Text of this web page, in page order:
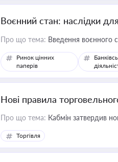
Воєнний стан: наслідки
Про що тема: Введення воєнного
Ринок цінних
паперів
Нові правила
Про що тема: Кабмін затвердив
Торгівля